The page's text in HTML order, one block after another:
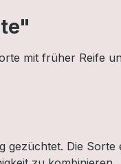
mit früher Reife
gezüchtet. Die